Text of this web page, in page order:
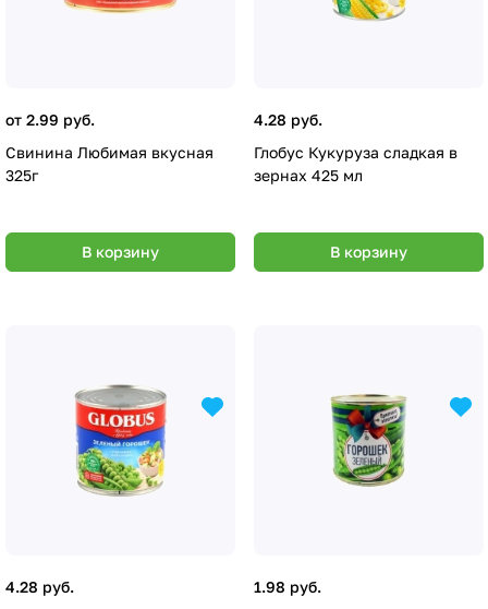
от 2.99 руб.
Свинина Любимая вкусная
325г
В корзину
4.28 руб.
Глобус Кукуруза сладкая в
зернах 425 мл
В корзину
4.28 руб.
1.98 руб.